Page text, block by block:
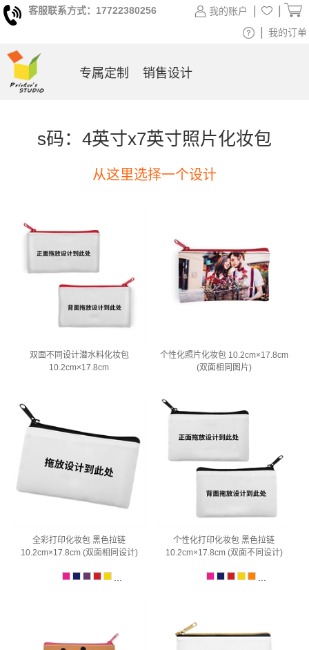
s码：4英寸x7英寸照片化妆包
从这里选择一个设计
双面不同设计潜水料化妆包
10.2cm×17.8cm
个性化照片化妆包 10.2cm×17.8cm
(双面相同图片)
全彩打印化妆包 黑色拉链
10.2cm×17.8cm (双面相同设计)
个性化打印化妆包 黑色拉链
10.2cm×17.8cm (双面不同设计)
客服联系方式：17722380256 我的账户
我的订单
专属定制 销售设计